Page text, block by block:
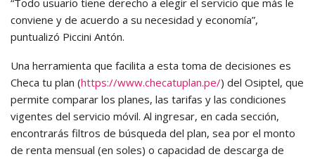
“Todo usuario tiene derecho a elegir el servicio que más le
conviene y de acuerdo a su necesidad y economía”,
puntualizó Piccini Antón.
Una herramienta que facilita a esta toma de decisiones es
Checa tu plan (https://www.checatuplan.pe/) del Osiptel, que
permite comparar los planes, las tarifas y las condiciones
vigentes del servicio móvil. Al ingresar, en cada sección,
encontrarás filtros de búsqueda del plan, sea por el monto
de renta mensual (en soles) o capacidad de descarga de